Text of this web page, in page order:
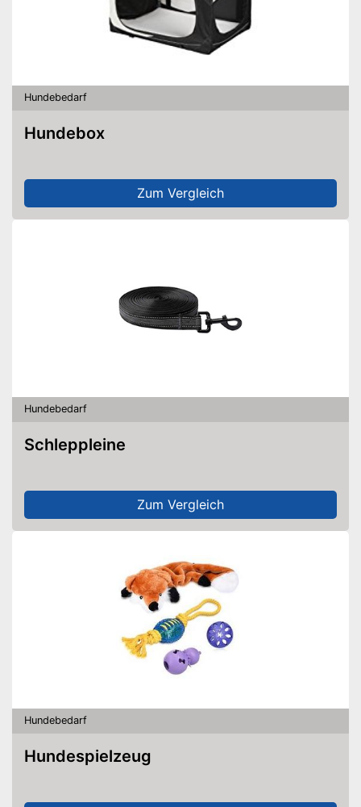
Ist sehr saugstark
OEKO-TEX-Prüfung wurde
nicht vorgenommen
Hundebedarf
Hundebox
Zum Vergleich
Hundebedarf
Schleppleine
Zum Vergleich
Hundebedarf
Hundespielzeug